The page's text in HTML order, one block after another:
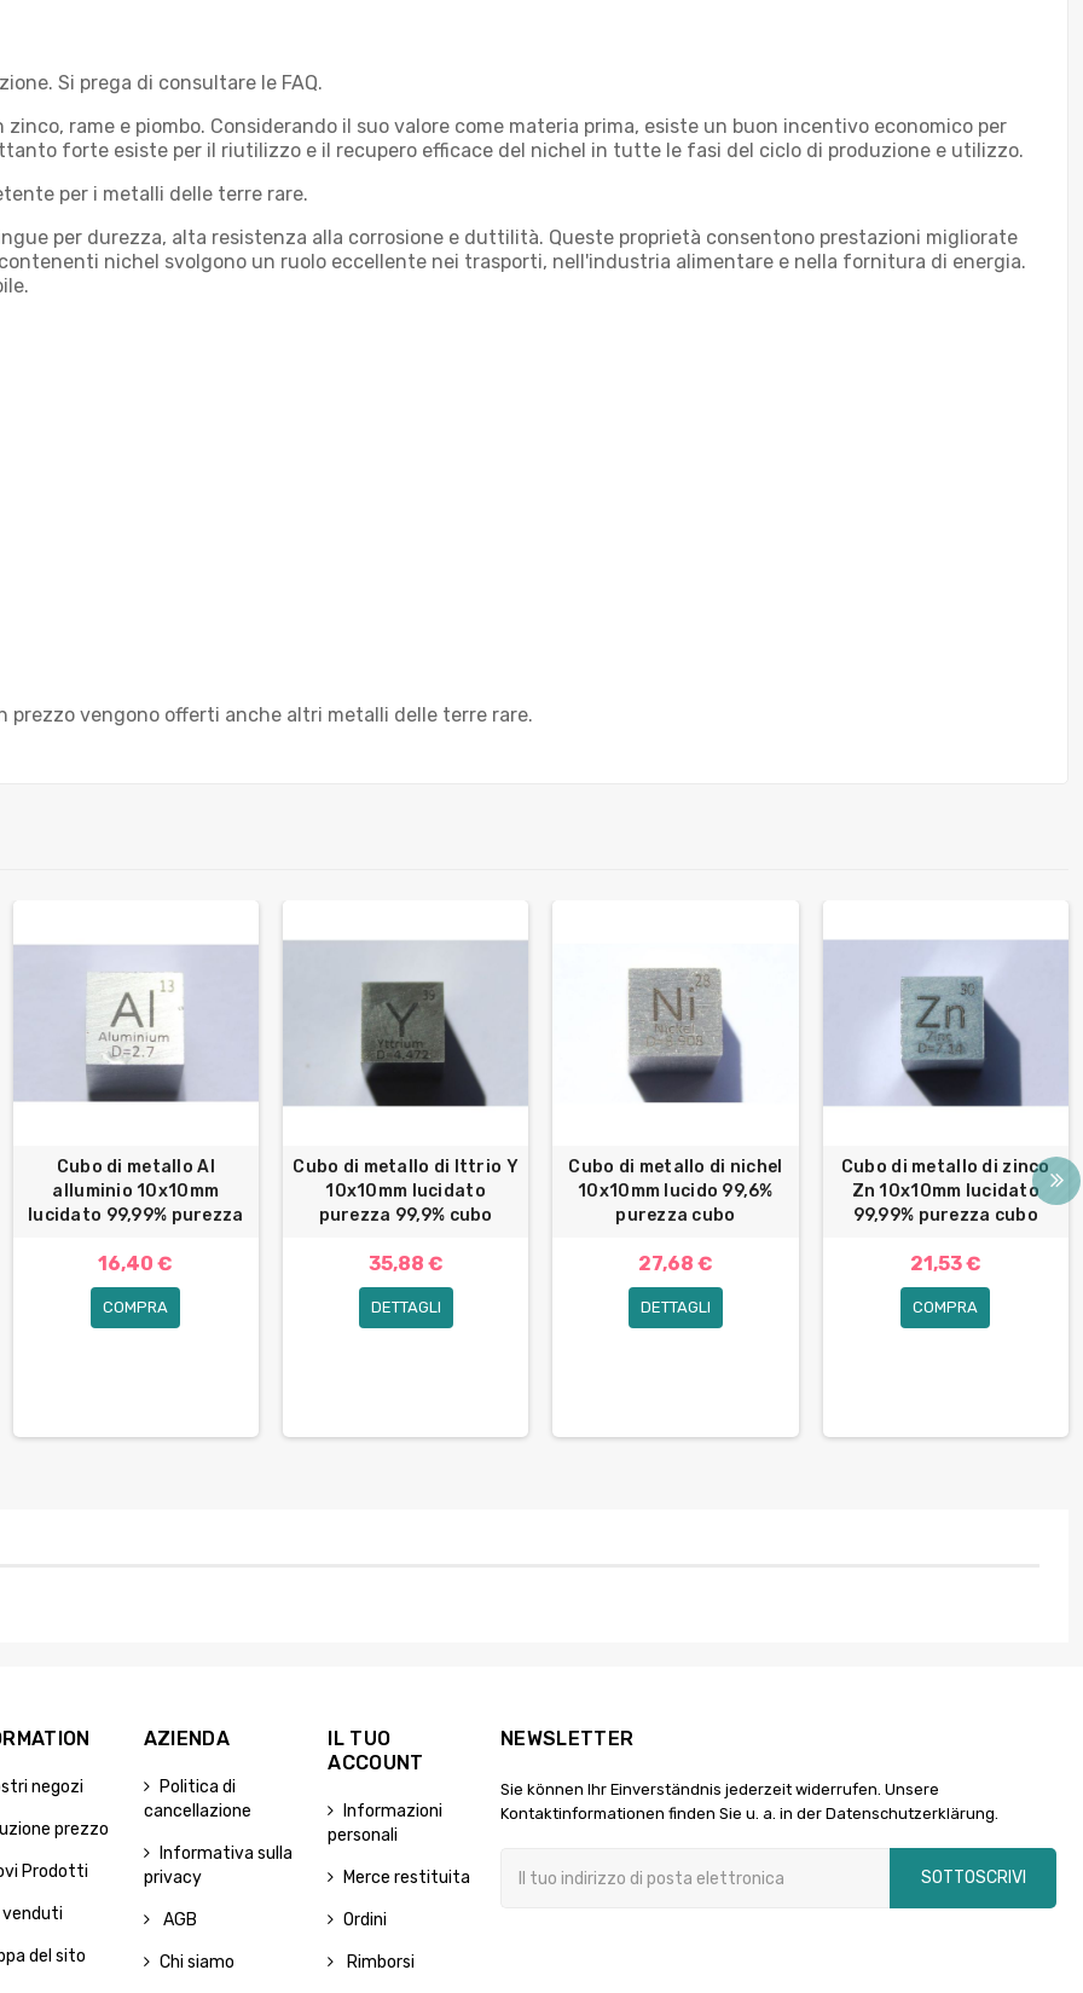
Si prega di consultare le FAQ.
rame e piombo. Considerando il suo valore come materia prima, esiste un buon incentivo economico per
forte esiste per il riutilizzo e il recupero efficace del nichel in tutte le fasi del ciclo di produzione e utilizzo.
per i metalli delle terre rare.
per durezza, alta resistenza alla corrosione e duttilità. Queste proprietà consentono prestazioni migliorate
nichel svolgono un ruolo eccellente nei trasporti, nell'industria alimentare e nella fornitura di energia.
prezzo vengono offerti anche altri metalli delle terre rare.
Cubo di metallo Al
alluminio 10x10mm
lucidato 99,99% purezza
16,40 €
COMPRA
Cubo di metallo di Ittrio Y
10x10mm lucidato
purezza 99,9% cubo
35,88 €
DETTAGLI
Cubo di metallo di nichel
10x10mm lucido 99,6%
purezza cubo
27,68 €
DETTAGLI
Cubo di metallo di zinco
Zn 10x10mm lucidato
99,99% purezza cubo
21,53 €
COMPRA
negozi
prezzo
Prodotti
venduti
del sito
AZIENDA
Politica di
cancellazione
Informativa sulla
privacy
AGB
Chi siamo
IL TUO
ACCOUNT
Informazioni
personali
Merce restituita
Ordini
Rimborsi
NEWSLETTER
Sie können Ihr Einverständnis jederzeit widerrufen. Unsere
Kontaktinformationen finden Sie u. a. in der Datenschutzerklärung.
SOTTOSCRIVI